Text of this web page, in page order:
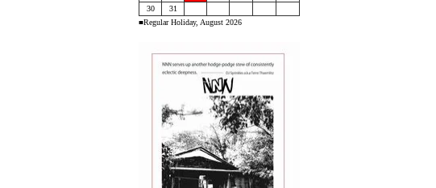
30
31
■Regular Holiday, August 2026